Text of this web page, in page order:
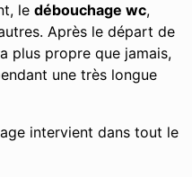
le débouchage wc,
Après le départ de
plus propre que jamais,
une très longue
intervient dans tout le